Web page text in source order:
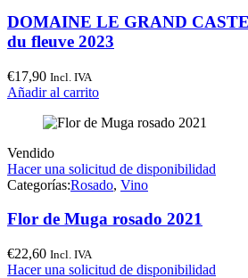
DOMAINE LE GRAND
du fleuve 2023
€17,90 Incl. IVA
Añadir al carrito
Vendido
Hacer una solicitud de disponibilidad
Categorías:Rosado, Vino
Flor de Muga rosado 2021
€22,60 Incl. IVA
Hacer una solicitud de disponibilidad